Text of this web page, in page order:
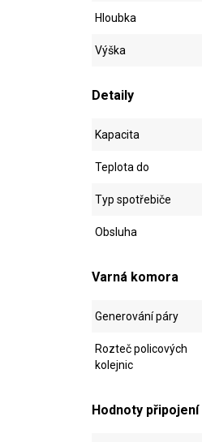
Hloubka
Výška
Detaily
Kapacita
Teplota do
Typ spotřebiče
Obsluha
Varná komora
Generování páry
Rozteč policových
kolejnic
Hodnoty připojení